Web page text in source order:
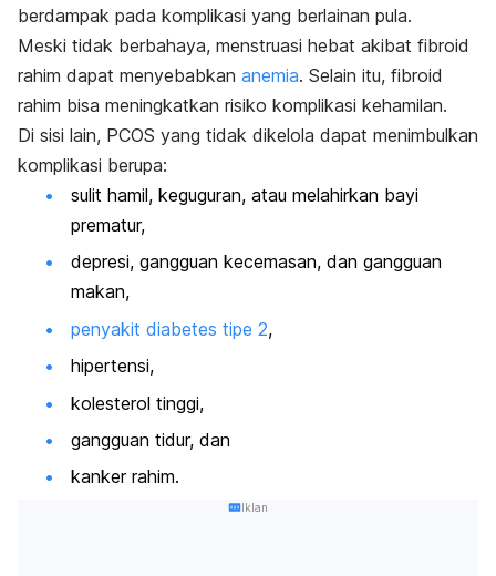
berdampak pada komplikasi yang berlainan pula.
Meski tidak berbahaya, menstruasi hebat akibat fibroid
rahim dapat menyebabkan anemia. Selain itu, fibroid
rahim bisa meningkatkan risiko komplikasi kehamilan.
Di sisi lain, PCOS yang tidak dikelola dapat menimbulkan
komplikasi berupa:
sulit hamil, keguguran, atau melahirkan bayi
prematur,
depresi, gangguan kecemasan, dan gangguan
makan,
penyakit diabetes tipe 2,
hipertensi,
kolesterol tinggi,
gangguan tidur, dan
kanker rahim.
Iklan